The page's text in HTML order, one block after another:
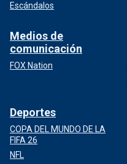
Escándalos
Medios de
comunicación
FOX Nation
Deportes
COPA DEL MUNDO DE LA
FIFA 26
NFL